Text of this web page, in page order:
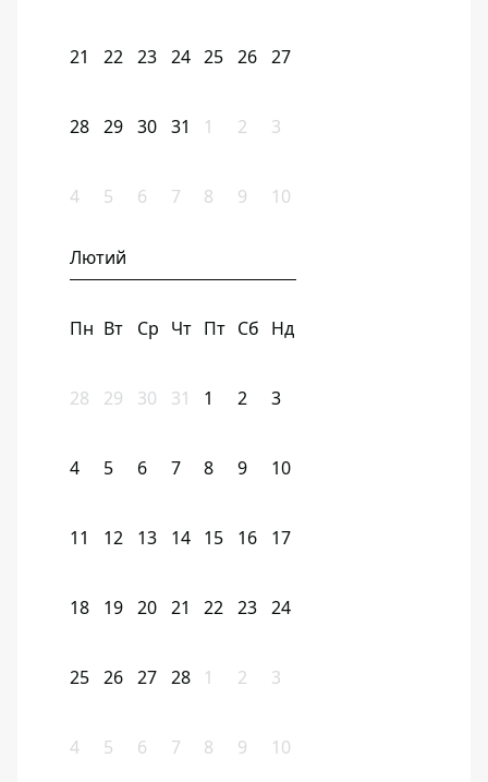
21 22 23 24 25 26 27
28 29 30 31 1 2 3
4 5 6 7 8 9 10
Лютий
Пн Вт Ср Чт Пт Сб Нд
28 29 30 31 1 2 3
4 5 6 7 8 9 10
11 12 13 14 15 16 17
18 19 20 21 22 23 24
25 26 27 28 1 2 3
4 5 6 7 8 9 10